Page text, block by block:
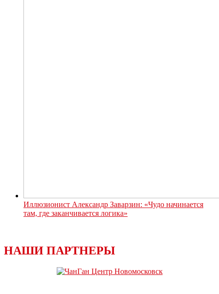
Иллюзионист Александр Заварзин: «Чудо начинается
там, где заканчивается логика»
НАШИ ПАРТНЕРЫ